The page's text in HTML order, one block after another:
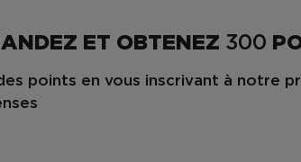
ET OBTENEZ 300
points en vous inscrivant à notre